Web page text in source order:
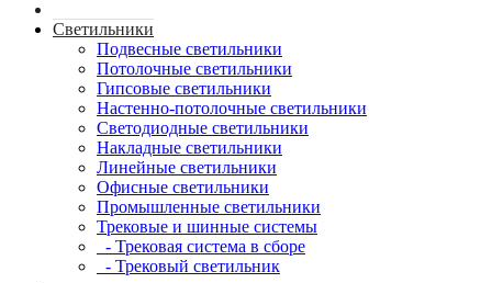
Светильники
Подвесные светильники
Потолочные светильники
Гипсовые светильники
Настенно-потолочные светильники
Светодиодные светильники
Накладные светильники
Линейные светильники
Офисные светильники
Промышленные светильники
Трековые и шинные системы
- Трековая система в сборе
- Трековый светильник